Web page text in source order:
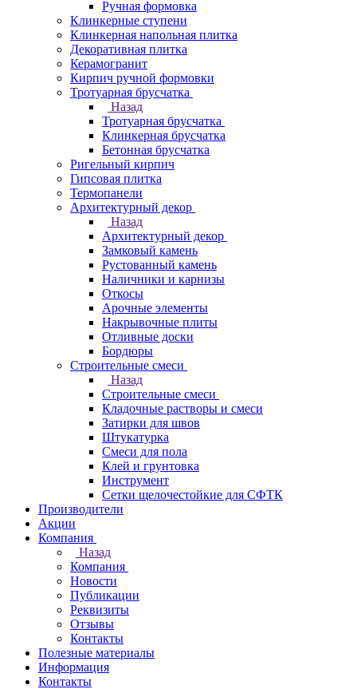
Ручная формовка
Клинкерные ступени
Клинкерная напольная плитка
Декоративная плитка
Керамогранит
Кирпич ручной формовки
Тротуарная брусчатка
Назад
Тротуарная брусчатка
Клинкерная брусчатка
Бетонная брусчатка
Ригельный кирпич
Гипсовая плитка
Термопанели
Архитектурный декор
Назад
Архитектурный декор
Замковый камень
Рустованный камень
Наличники и карнизы
Откосы
Арочные элементы
Накрывочные плиты
Отливные доски
Бордюры
Строительные смеси
Назад
Строительные смеси
Кладочные растворы и смеси
Затирки для швов
Штукатурка
Смеси для пола
Клей и грунтовка
Инструмент
Сетки щелочестойкие для СФТК
Производители
Акции
Компания
Назад
Компания
Новости
Публикации
Реквизиты
Отзывы
Контакты
Полезные материалы
Информация
Контакты